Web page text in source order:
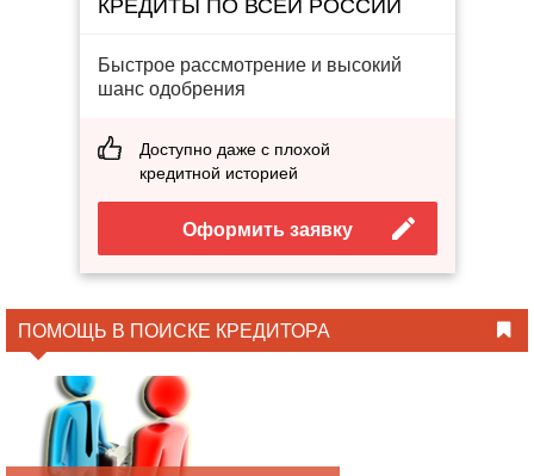
Быстрое рассмотрение и высокий
шанс одобрения
Доступно даже с плохой
кредитной историей
Оформить заявку
ПОМОЩЬ В ПОИСКЕ КРЕДИТОРА